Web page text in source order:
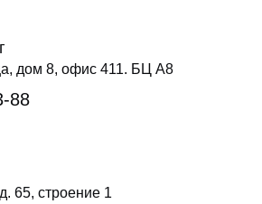
дом 8, офис 411. БЦ А8
88
65, строение 1